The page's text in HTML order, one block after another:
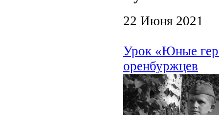
22 Июня 2021
Урок «Юные
оренбуржцев